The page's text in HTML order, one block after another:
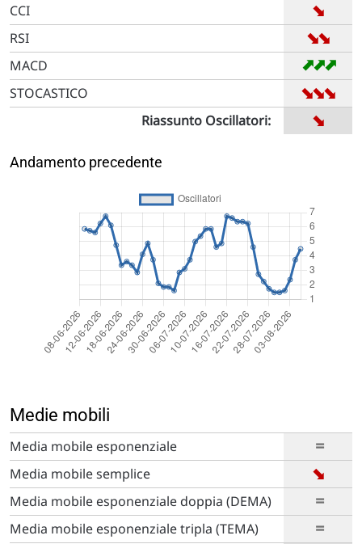
CCI ➡
RSI ➡
➡
MACD ➡
➡
➡
STOCASTICO ➡
➡
➡
Riassunto Oscillatori: ➡
Andamento precedente
Medie mobili
Media mobile esponenziale =
Media mobile semplice ➡
Media mobile esponenziale doppia (DEMA) =
Media mobile esponenziale tripla (TEMA) =